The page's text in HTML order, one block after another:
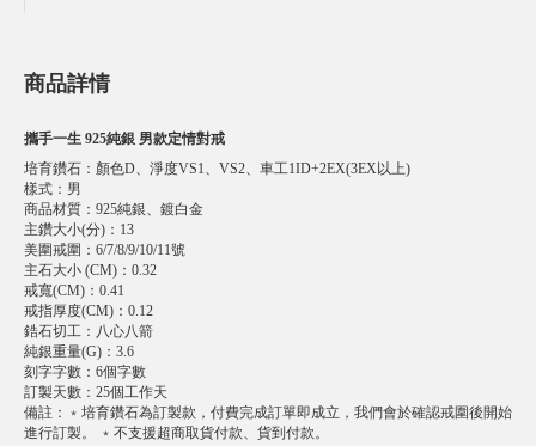
商品詳情
攜手一生 925純銀 男款定情對戒
培育鑽石 ： 顏色D、淨度VS1、VS2、車工1ID+2EX(3EX以上)
樣式 ： 男
商品材質 ： 925純銀、鍍白金
主鑽大小(分) ： 13
美圍戒圍 ： 6/7/8/9/10/11號
主石大小 (CM) ： 0.32
戒寬(CM) ： 0.41
戒指厚度(CM) ： 0.12
鋯石切工 ： 八心八箭
純銀重量(G) ： 3.6
刻字字數 ： 6個字數
訂製天數 ： 25個工作天
備註 ： ﹡培育鑽石為訂製款，付費完成訂單即成立，我們會於確認戒圍後開始
進行訂製。 ﹡不支援超商取貨付款、貨到付款。